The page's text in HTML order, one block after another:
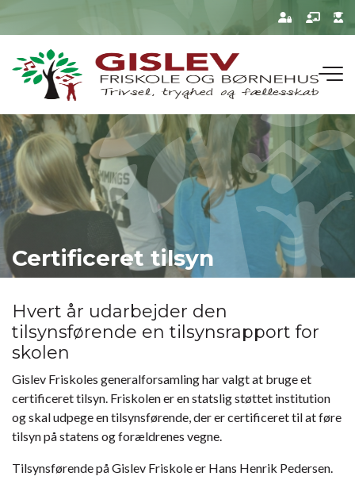
hovedindhold
Certificeret tilsyn
Hvert år udarbejder den
tilsynsførende en tilsynsrapport for
skolen
Gislev Friskoles generalforsamling har valgt at bruge et
certificeret tilsyn. Friskolen er en statslig støttet institution
og skal udpege en tilsynsførende, der er certificeret til at føre
tilsyn på statens og forældrenes vegne.
Tilsynsførende på Gislev Friskole er Hans Henrik Pedersen.